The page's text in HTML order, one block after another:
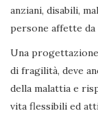
anziani, disabili,
persone affette da
Una
di fragilità, deve
della malattia e
vita flessibili ed